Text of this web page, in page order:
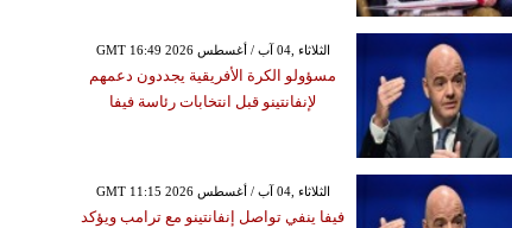
GMT 16:49 2026 الثلاثاء ,04 آب / أغسطس
مسؤولو الكرة الأفريقية يجددون دعمهم
لإنفانتينو قبل انتخابات رئاسة فيفا
GMT 11:15 2026 الثلاثاء ,04 آب / أغسطس
فيفا ينفي تواصل إنفانتينو مع ترامب ويؤكد